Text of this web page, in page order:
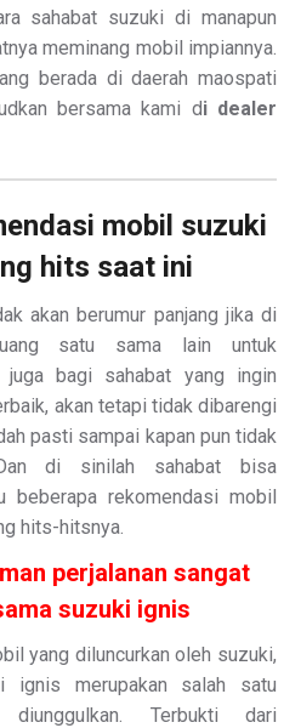
sahabat suzuki di manapun
meminang mobil impiannya.
berada di daerah maospati
bersama kami di dealer
mobil suzuki
hits saat ini
akan berumur panjang jika di
satu sama lain untuk
juga bagi sahabat yang ingin
akan tetapi tidak dibarengi
pasti sampai kapan pun tidak
di sinilah sahabat bisa
beberapa rekomendasi mobil
hits-hitsnya.
perjalanan sangat
suzuki ignis
yang diluncurkan oleh suzuki,
ignis merupakan salah satu
Terbukti dari